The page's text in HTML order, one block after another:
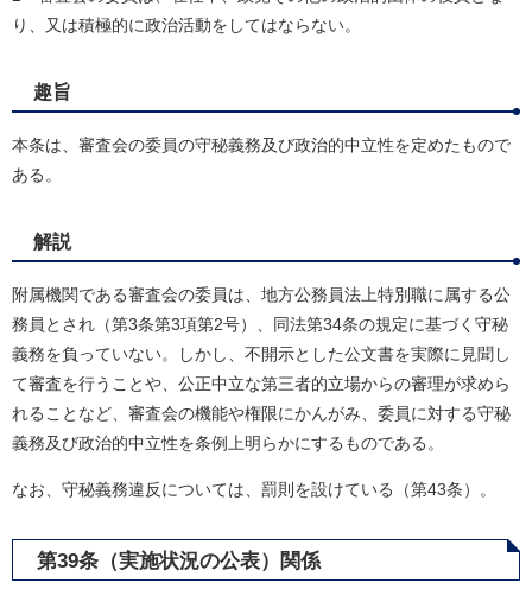
り、又は積極的に政治活動をしてはならない。
趣旨
本条は、審査会の委員の守秘義務及び政治的中立性を定めたもので
ある。
解説
附属機関である審査会の委員は、地方公務員法上特別職に属する公
務員とされ（第3条第3項第2号）、同法第34条の規定に基づく守秘
義務を負っていない。しかし、不開示とした公文書を実際に見聞し
て審査を行うことや、公正中立な第三者的立場からの審理が求めら
れることなど、審査会の機能や権限にかんがみ、委員に対する守秘
義務及び政治的中立性を条例上明らかにするものである。
なお、守秘義務違反については、罰則を設けている（第43条）。
第39条（実施状況の公表）関係